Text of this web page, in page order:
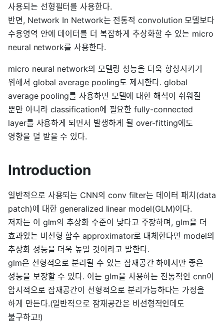
사용되는 선형필터를 사용한다.
반면, Network In Network는 전통적 convolution 모델보다
수용영역 안에 데이터를 더 복잡하게 추상화할 수 있는 micro
neural network를 사용한다.
micro neural network의 모델링 성능을 더욱 향상시키기
위해서 global average pooling도 제시한다. global
average pooling를 사용하면 모델에 대한 해석이 쉬워질
뿐만 아니라 classification에 필요한 fully-connected
layer를 사용하게 되면서 발생하게 될 over-fitting에도
영향을 덜 받을 수 있다.
Introduction
일반적으로 사용되는 CNN의 conv filter는 데이터 패치(data
patch)에 대한 generalized linear model(GLM)이다.
저자는 이 glm의 추상화 수준이 낮다고 주장하며, glm을 더
효과있는 비선형 함수 approximator로 대체한다면 model의
추상화 성능을 더욱 높일 것이라고 말한다.
glm은 선형적으로 분리될 수 있는 잠재공간 하에서만 좋은
성능을 보장할 수 있다. 이는 glm을 사용하는 전통적인 cnn이
암시적으로 잠재공간이 선형적으로 분리가능하다는 가정을
하게 만든다.(일반적으로 잠재공간은 비선형적인데도
불구하고!)